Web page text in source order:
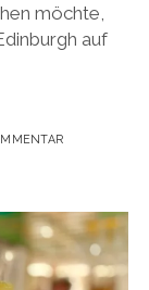
möchte,
auf